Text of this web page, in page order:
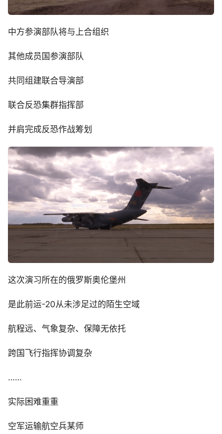
中方参演部队将与上合组织
其他成员国参演部队
共同组建联合导演部
联合反恐集群指挥部
并肩完成反恐作战筹划
这次演习所在的俄罗斯奥伦堡州
是此前运-20从未涉足过的陌生空域
航程远、气象复杂、保障无依托
跨国飞行指挥协调复杂
……
实际困难重重
空军运输航空兵某师